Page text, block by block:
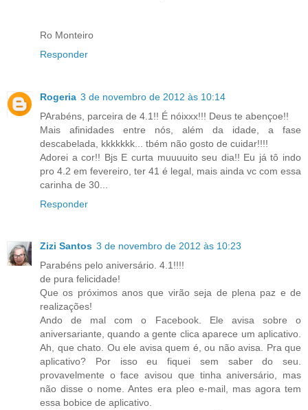
Ro Monteiro
Responder
Rogeria 3 de novembro de 2012 às 10:14
PArabéns, parceira de 4.1!! É nóixxx!!! Deus te abençoe!!
Mais afinidades entre nós, além da idade, a fase
descabelada, kkkkkkk... tbém não gosto de cuidar!!!!
Adorei a cor!! Bjs E curta muuuuito seu dia!! Eu já tô indo
pro 4.2 em fevereiro, ter 41 é legal, mais ainda vc com essa
carinha de 30...
Responder
Zizi Santos 3 de novembro de 2012 às 10:23
Parabéns pelo aniversário. 4.1!!!!
de pura felicidade!
Que os próximos anos que virão seja de plena paz e de
realizações!
Ando de mal com o Facebook. Ele avisa sobre o
aniversariante, quando a gente clica aparece um aplicativo.
Ah, que chato. Ou ele avisa quem é, ou não avisa. Pra que
aplicativo? Por isso eu fiquei sem saber do seu.
provavelmente o face avisou que tinha aniversário, mas
não disse o nome. Antes era pleo e-mail, mas agora tem
essa bobice de aplicativo.